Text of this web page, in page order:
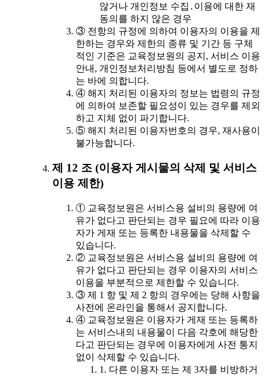
않거나 개인정보 수집․이용에 대한 재
동의를 하지 않은 경우
③ 전항의 규정에 의하여 이용자의 이용을 제
한하는 경우와 제한의 종류 및 기간 등 구체
적인 기준은 교육정보원의 공지, 서비스 이용
안내, 개인정보처리방침 등에서 별도로 정하
는 바에 의합니다.
④ 해지 처리된 이용자의 정보는 법령의 규정
에 의하여 보존할 필요성이 있는 경우를 제외
하고 지체 없이 파기합니다.
⑤ 해지 처리된 이용자번호의 경우, 재사용이
불가능합니다.
제 12 조 (이용자 게시물의 삭제 및 서비스
이용 제한)
① 교육정보원은 서비스용 설비의 용량에 여
유가 없다고 판단되는 경우 필요에 따라 이용
자가 게재 또는 등록한 내용물을 삭제할 수
있습니다.
② 교육정보원은 서비스용 설비의 용량에 여
유가 없다고 판단되는 경우 이용자의 서비스
이용을 부분적으로 제한할 수 있습니다.
③ 제 1 항 및 제 2 항의 경우에는 당해 사항을
사전에 온라인을 통해서 공지합니다.
④ 교육정보원은 이용자가 게재 또는 등록하
는 서비스내의 내용물이 다음 각호에 해당한
다고 판단되는 경우에 이용자에게 사전 통지
없이 삭제할 수 있습니다.
1. 다른 이용자 또는 제 3자를 비방하거